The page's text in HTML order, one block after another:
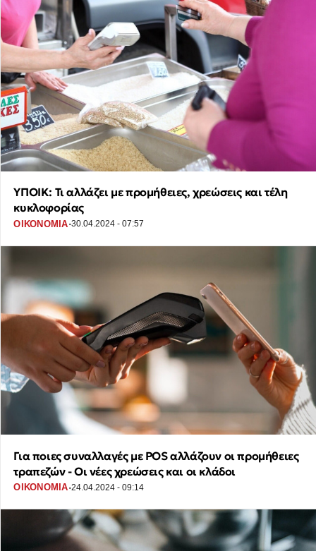
ΥΠΟΙΚ: Τι αλλάζει με προμήθειες, χρεώσεις και τέλη
κυκλοφορίας
ΟΙΚΟΝΟΜΙΑ·30.04.2024 - 07:57
Για ποιες συναλλαγές με POS αλλάζουν οι προμήθειες
τραπεζών - Οι νέες χρεώσεις και οι κλάδοι
ΟΙΚΟΝΟΜΙΑ·24.04.2024 - 09:14